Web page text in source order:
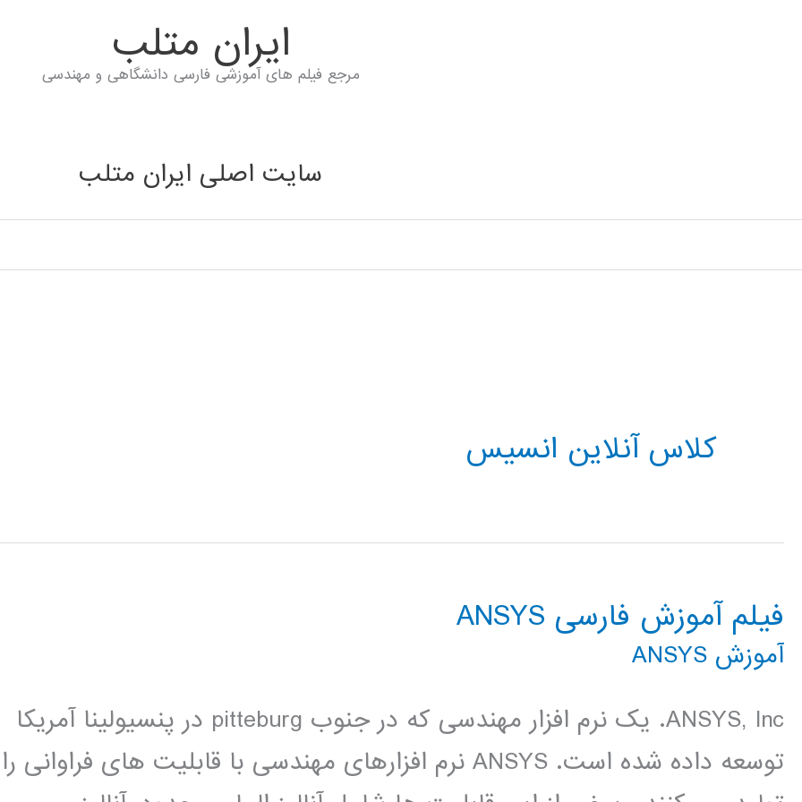
ايران متلب
مرجع فیلم های آموزشی فارسی دانشگاهی و مهندسی
سایت اصلی ایران متلب
کلاس آنلاین انسیس
فیلم آموزش فارسی ANSYS
آموزش ANSYS
ANSYS, Inc. یک نرم افزار مهندسی که در جنوب pitteburg در پنسیولینا آمریکا
توسعه داده شده است. ANSYS نرم افزارهای مهندسی با قابلیت های فراوانی را